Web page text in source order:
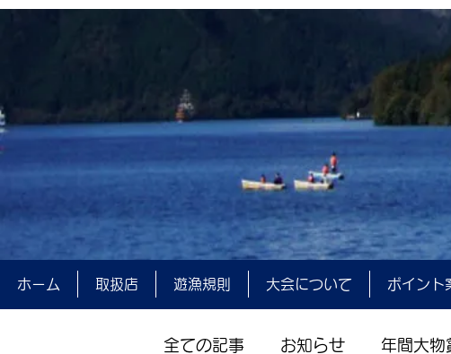
ホーム 取扱店 遊漁規則 大会について ポイント
全ての記事 お知らせ 年間大物